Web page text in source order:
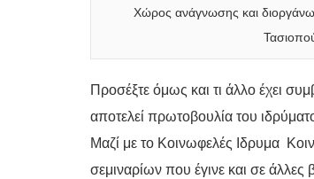
Χώρος ανάγνωσης και
Προσέξτε όμως και τι άλλο έχει
αποτελεί πρωτοβουλία του
Μαζί με το Κοινωφελές Ιδρυμα
σεμιναρίων που έγινε και σε άλλες